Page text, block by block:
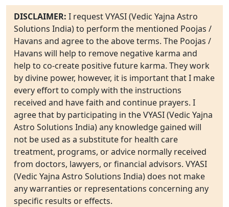
DISCLAIMER: I request VYASI (Vedic Yajna Astro
Solutions India) to perform the mentioned Poojas /
Havans and agree to the above terms. The Poojas /
Havans will help to remove negative karma and
help to co-create positive future karma. They work
by divine power, however, it is important that I make
every effort to comply with the instructions
received and have faith and continue prayers. I
agree that by participating in the VYASI (Vedic Yajna
Astro Solutions India) any knowledge gained will
not be used as a substitute for health care
treatment, programs, or advice normally received
from doctors, lawyers, or financial advisors. VYASI
(Vedic Yajna Astro Solutions India) does not make
any warranties or representations concerning any
specific results or effects.